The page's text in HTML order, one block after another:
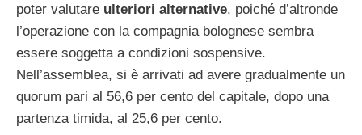
poter valutare ulteriori alternative, poiché d’altronde
l’operazione con la compagnia bolognese sembra
essere soggetta a condizioni sospensive.
Nell’assemblea, si è arrivati ad avere gradualmente un
quorum pari al 56,6 per cento del capitale, dopo una
partenza timida, al 25,6 per cento.